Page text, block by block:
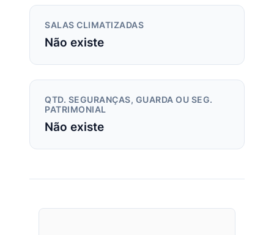
SALAS CLIMATIZADAS
Não existe
QTD. SEGURANÇAS, GUARDA OU SEG.
PATRIMONIAL
Não existe